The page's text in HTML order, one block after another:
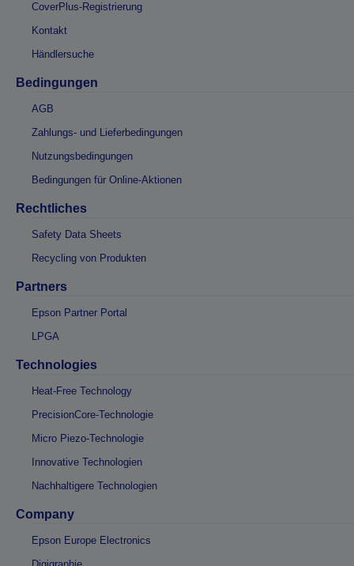
CoverPlus-Registrierung
Kontakt
Händlersuche
Bedingungen
AGB
Zahlungs- und Lieferbedingungen
Nutzungsbedingungen
Bedingungen für Online-Aktionen
Rechtliches
Safety Data Sheets
Recycling von Produkten
Partners
Epson Partner Portal
LPGA
Technologies
Heat-Free Technology
PrecisionCore-Technologie
Micro Piezo-Technologie
Innovative Technologien
Nachhaltigere Technologien
Company
Epson Europe Electronics